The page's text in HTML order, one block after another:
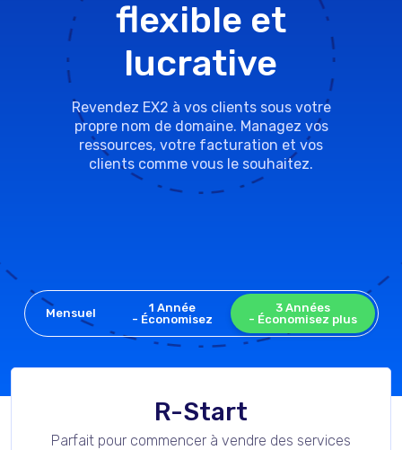
flexible et
lucrative
Revendez EX2 à vos clients sous votre
propre nom de domaine. Managez vos
ressources, votre facturation et vos
clients comme vous le souhaitez.
Mensuel
1 Année
- Économisez
3 Années
- Économisez plus
R-Start
Parfait pour commencer à vendre des services